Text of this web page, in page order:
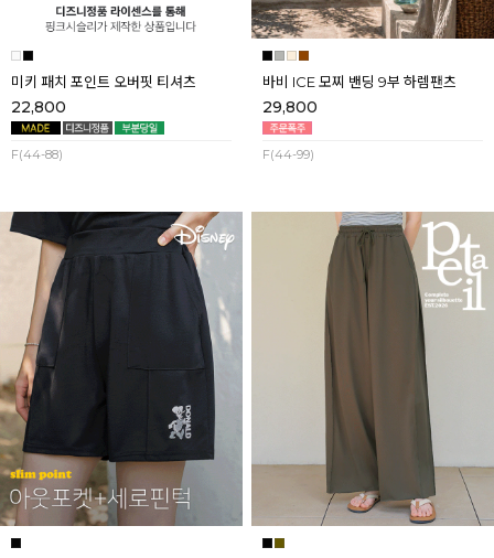
미키 패치 포인트 오버핏 티셔츠
22,800
F(44-88)
바비 ICE 모찌 밴딩 9부 하렘팬츠
29,800
F(44-99)